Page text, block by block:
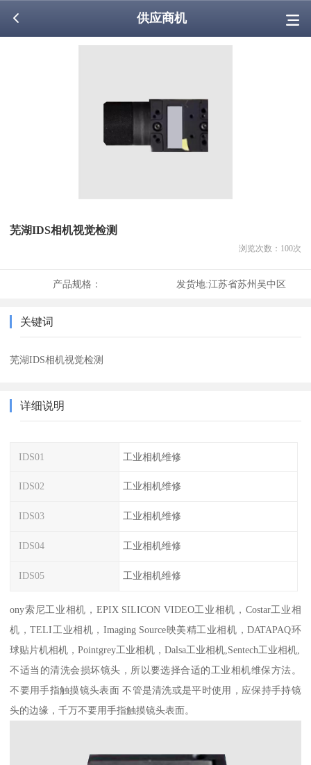
供应商机
芜湖IDS相机视觉检测
浏览次数： 100次
产品规格： 发货地:江苏省苏州吴中区
关键词
芜湖IDS相机视觉检测
详细说明
IDS01 工业相机维修
IDS02 工业相机维修
IDS03 工业相机维修
IDS04 工业相机维修
IDS05 工业相机维修
ony索尼工业相机，EPIX SILICON VIDEO工业相机，Costar工业相
机，TELI工业相机，Imaging Source映美精工业相机，DATAPAQ环
球贴片机相机，Pointgrey工业相机，Dalsa工业相机,Sentech工业相机,
不适当的清洗会损坏镜头，所以要选择合适的工业相机维保方法。
不要用手指触摸镜头表面 不管是清洗或是平时使用，应保持手持镜
头的边缘，千万不要用手指触摸镜头表面。